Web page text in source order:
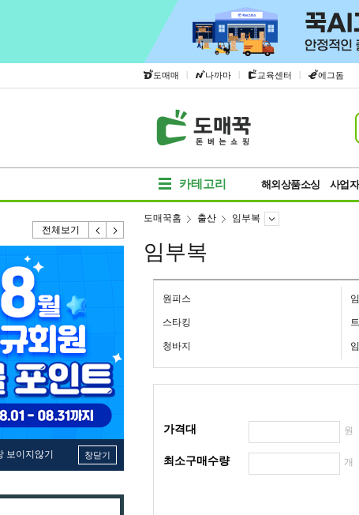
도매매 | 나까마 | 교육센터 | 에그돔
카테고리 해외상품소싱 사업
전체보기
보이지않기 창닫기
도매꾹홈 출산 임부복
임부복
원피스
스타킹
청바지
가격대
최소구매수량